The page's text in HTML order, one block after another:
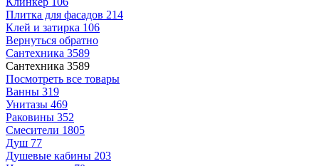
Плитка для фасадов 214
Клей и затирка 106
Вернуться обратно
Сантехника 3589
Сантехника 3589
Посмотреть все товары
Ванны 319
Унитазы 469
Раковины 352
Смесители 1805
Душ 77
Душевые кабины 203